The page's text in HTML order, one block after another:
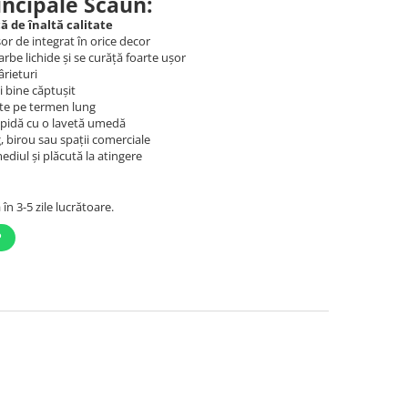
de înaltă calitate
de integrat în orice decor
lichide și se curăță foarte ușor
bine căptușit
pe termen lung
cu o lavetă umedă
sau spații comerciale
și plăcută la atingere
3-5 zile lucrătoare.